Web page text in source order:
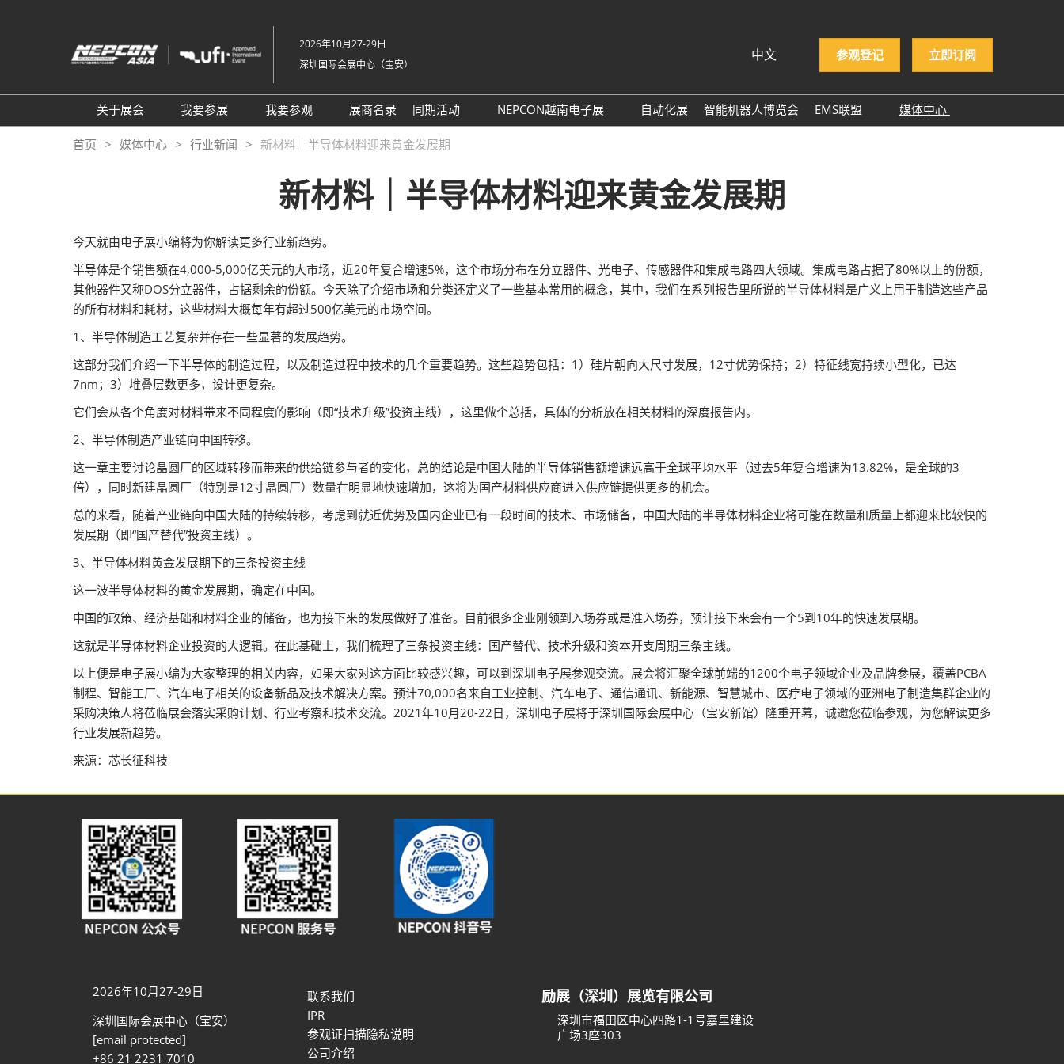
跳
转
容
2026年10月27-29日
深圳国际会展中心（宝安）
中文
English
Tiếng Việt
参观登记 立即订阅
关于展会
组织架构
2026 NEPCON北京站
2026 NEPCON越南站
NEPCON光模块制造工艺示
器视觉展
同期展会 AWC
同期展会ES SHOW
智慧会刊
我要参展
参展申请
励展通
我要参观
参观登记
TAP特邀买家
商务配对服务
观众增值服务
RX Connect 励展通
展商名录
同期活动
NEPCON ASIA 2025同期活
具身智能拆解区2025回顾
AI眼镜拆解区2025回顾
NEPCON越南电子展
自动化展 智能机器人博览会
EMS联盟
媒体中心
合作媒体
首页 媒体中心 行业新闻 新材料｜半导体材料迎来黄金发展期
新材料｜半导体材料迎来黄金发展期
今天就由电子展小编将为你解读更多行业新趋势。
半导体是个销售额在4,000-5,000亿美元的大市场，近20年复合增速5%，这个市场分布在分立器件、光电子、传感器件和集成电路四大领域。集成电路占据了80%以上的份额，
其他器件又称DOS分立器件，占据剩余的份额。今天除了介绍市场和分类还定义了一些基本常用的概念，其中，我们在系列报告里所说的半导体材料是广义上用于制造这些产品
的所有材料和耗材，这些材料大概每年有超过500亿美元的市场空间。
1、半导体制造工艺复杂并存在一些显著的发展趋势。
这部分我们介绍一下半导体的制造过程，以及制造过程中技术的几个重要趋势。这些趋势包括：1）硅片朝向大尺寸发展，12寸优势保持；2）特征线宽持续小型化，已达
7nm；3）堆叠层数更多，设计更复杂。
它们会从各个角度对材料带来不同程度的影响（即“技术升级”投资主线），这里做个总括，具体的分析放在相关材料的深度报告内。
2、半导体制造产业链向中国转移。
这一章主要讨论晶圆厂的区域转移而带来的供给链参与者的变化，总的结论是中国大陆的半导体销售额增速远高于全球平均水平（过去5年复合增速为13.82%，是全球的3
倍），同时新建晶圆厂（特别是12寸晶圆厂）数量在明显地快速增加，这将为国产材料供应商进入供应链提供更多的机会。
总的来看，随着产业链向中国大陆的持续转移，考虑到就近优势及国内企业已有一段时间的技术、市场储备，中国大陆的半导体材料企业将可能在数量和质量上都迎来比较快的
发展期（即“国产替代”投资主线）。
3、半导体材料黄金发展期下的三条投资主线
这一波半导体材料的黄金发展期，确定在中国。
中国的政策、经济基础和材料企业的储备，也为接下来的发展做好了准备。目前很多企业刚领到入场券或是准入场券，预计接下来会有一个5到10年的快速发展期。
这就是半导体材料企业投资的大逻辑。在此基础上，我们梳理了三条投资主线：国产替代、技术升级和资本开支周期三条主线。
以上便是电子展小编为大家整理的相关内容，如果大家对这方面比较感兴趣，可以到深圳电子展参观交流。展会将汇聚全球前端的1200个电子领域企业及品牌参展，覆盖PCBA
制程、智能工厂、汽车电子相关的设备新品及技术解决方案。预计70,000名来自工业控制、汽车电子、通信通讯、新能源、智慧城市、医疗电子领域的亚洲电子制造集群企业的
采购决策人将莅临展会落实采购计划、行业考察和技术交流。2021年10月20-22日，深圳电子展将于深圳国际会展中心（宝安新馆）隆重开幕，诚邀您莅临参观，为您解读更多
行业发展新趋势。
来源：芯长征科技
2026年10月27-29日
深圳国际会展中心（宝安）
[email protected]
+86 21 2231 7010
联系我们
IPR
参观证扫描隐私说明
公司介绍
励展（深圳）展览有限公司
深圳市福田区中心四路1-1号嘉里建设
广场3座303